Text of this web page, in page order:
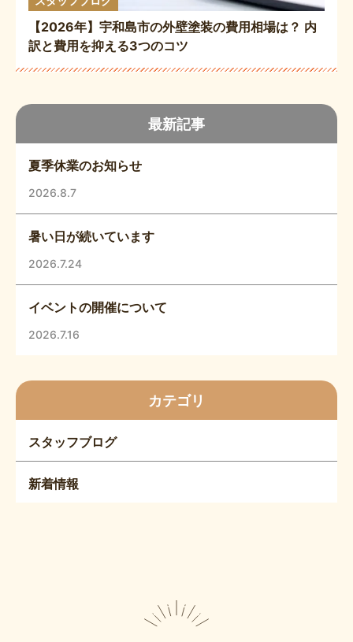
最新記事
夏季休業のお知らせ
2026.8.7
暑い日が続いています
2026.7.24
イベントの開催について
2026.7.16
カテゴリ
スタッフブログ
新着情報
【2026年】宇和島市の外壁塗装の費用相場は？ 内
訳と費用を抑える3つのコツ